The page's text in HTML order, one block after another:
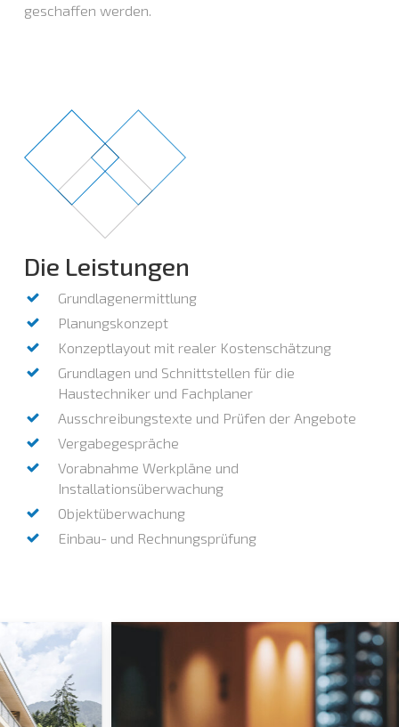
geschaffen werden.
Die Leistungen
Grundlagenermittlung
Planungskonzept
Konzeptlayout mit realer Kostenschätzung
Grundlagen und Schnittstellen für die
Haustechniker und Fachplaner
Ausschreibungstexte und Prüfen der Angebote
Vergabegespräche
Vorabnahme Werkpläne und
Installationsüberwachung
Objektüberwachung
Einbau- und Rechnungsprüfung